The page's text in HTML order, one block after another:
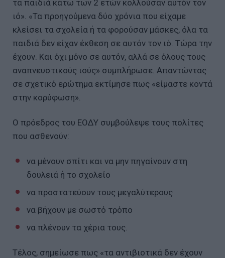
τα παιδιά κάτω των 2 ετών κολλούσαν αυτόν τον
ιό». «Τα προηγούμενα δύο χρόνια που είχαμε
κλείσει τα σχολεία ή τα φορούσαν μάσκες, όλα τα
παιδιά δεν είχαν έκθεση σε αυτόν τον ιό. Τώρα την
έχουν. Και όχι μόνο σε αυτόν, αλλά σε όλους τους
αναπνευστικούς ιούς» συμπλήρωσε. Απαντώντας
σε σχετικό ερώτημα εκτίμησε πως «είμαστε κοντά
στην κορύφωση».
Ο πρόεδρος του ΕΟΔΥ συμβούλεψε τους πολίτες
που ασθενούν:
να μένουν σπίτι και να μην πηγαίνουν στη
δουλειά ή το σχολείο
να προστατεύουν τους μεγαλύτερους
να βήχουν με σωστό τρόπο
να πλένουν τα χέρια τους.
Τέλος, σημείωσε πως «τα αντιβιοτικά δεν έχουν